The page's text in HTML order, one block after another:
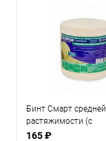
Бинт Смарт средней
растяжимости (с
индикатором)
165 ₽